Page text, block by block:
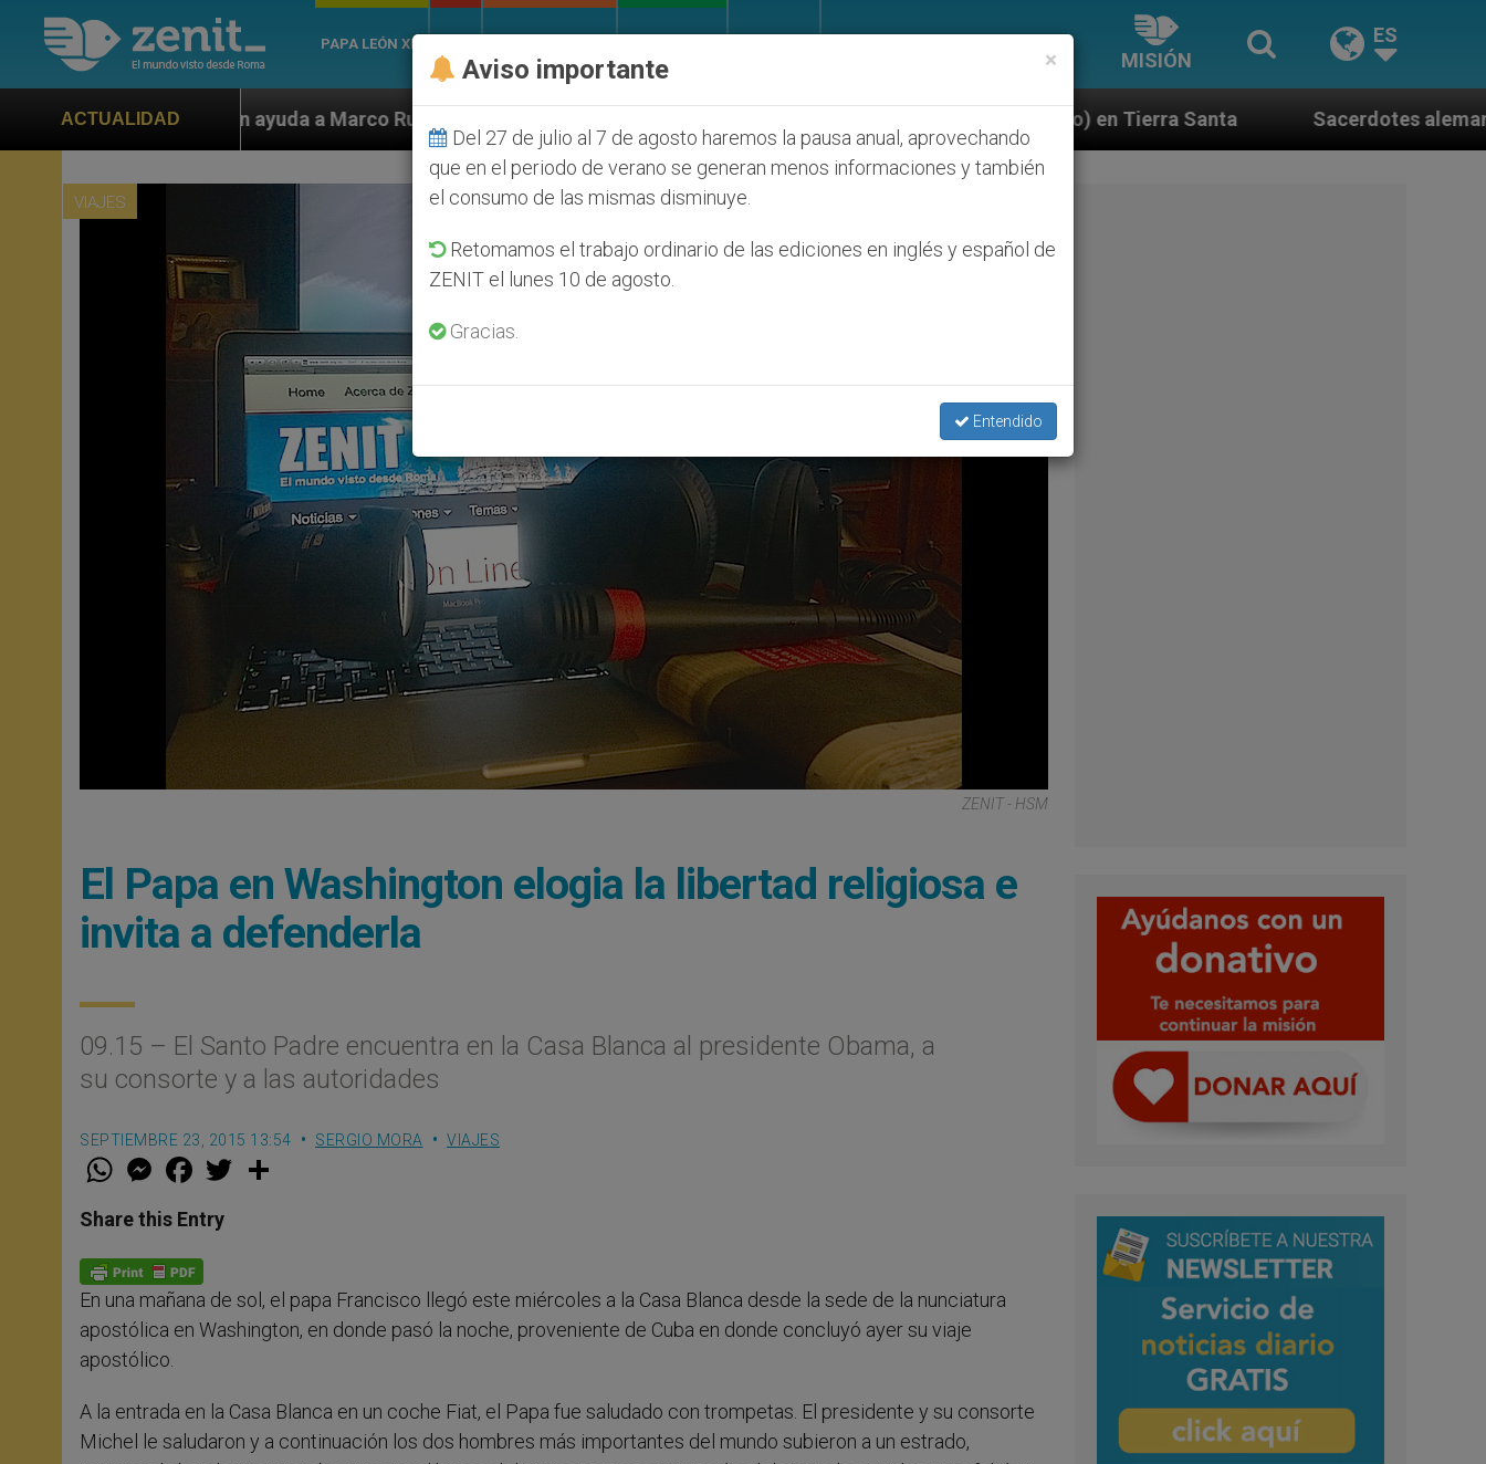
PAPA LEÓN XIV
MISIÓN
ES
ACTUALIDAD
ayuda a Marco Rubio ante persecución de colonos judíos que afecta a cristianos (y no sólo) en Tierra Santa Sacerdotes alemanes fieles al Papa
VIAJES
ZENIT - HSM
El Papa en Washington elogia la libertad religiosa e
invita a defenderla
​09.15 – El Santo Padre encuentra en la Casa Blanca al presidente Obama, a
su consorte y a las autoridades
SEPTIEMBRE 23, 2015 13:54 SERGIO MORA VIAJES
W
t
s
p
p
M
e
s
e
g
e
r
F
a
e
b
o
k
w
Share this Entry
​En una mañana de sol, el papa Francisco llegó este miércoles a la Casa Blanca desde la sede de la nunciatura
apostólica en Washington, en donde pasó la noche, proveniente de Cuba en donde concluyó ayer su viaje
apostólico.
A la entrada en la Casa Blanca en un coche Fiat, el Papa fue saludado con trompetas. El presidente y su consorte
Michel le saludaron y a continuación los dos hombres más importantes del mundo subieron a un estrado,
×
Aviso importante
Del 27 de julio al 7 de agosto haremos la pausa anual, aprovechando
que en el periodo de verano se generan menos informaciones y también
el consumo de las mismas disminuye.
Retomamos el trabajo ordinario de las ediciones en inglés y español de
ZENIT el lunes 10 de agosto.
Gracias.
Entendido